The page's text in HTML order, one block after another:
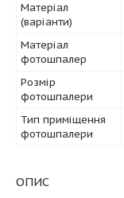
Матеріал
(варіанти)
Матеріал
фотошпалер
Розмір
фотошпалери
Тип приміщення
фотошпалери
ОПИС